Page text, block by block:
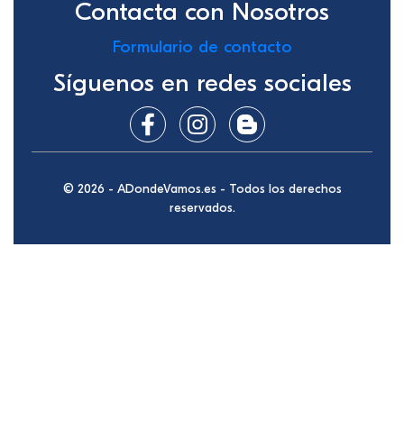
Contacta con Nosotros
Formulario de contacto
Síguenos en redes sociales
© 2026 - ADondeVamos.es - Todos los derechos
reservados.